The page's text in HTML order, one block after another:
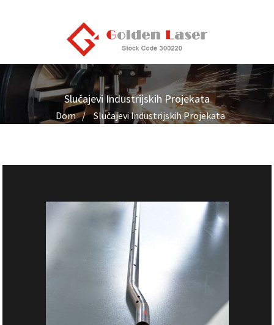
Slučajevi Industrijskih Projekata
Dom Slučajevi Industrijskih Projekata